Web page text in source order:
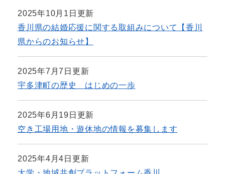
2025年10月1日更新
香川県の結婚応援に関する取組みについて【香川
県からのお知らせ】
2025年7月7日更新
宇多津町の歴史 はじめの一歩
2025年6月19日更新
空き工場用地・遊休地の情報を募集します
2025年4月4日更新